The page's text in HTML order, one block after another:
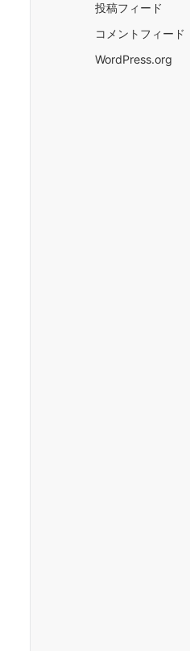
投稿フィード
コメントフィード
WordPress.org